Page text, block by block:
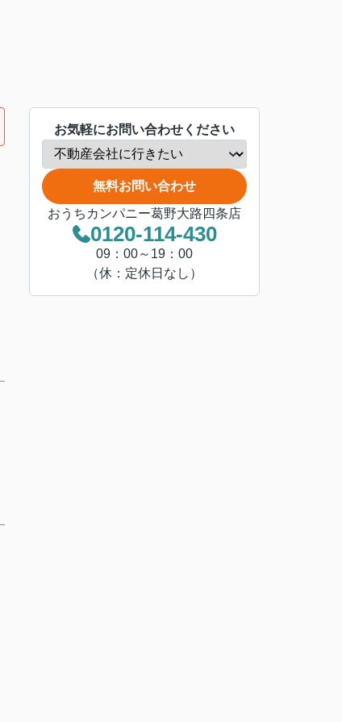
お気軽にお問い合わせください
無料お問い合わせ
おうちカンパニー葛野大路四条店
0120-114-430
09：00～19：00
（休：定休日なし）